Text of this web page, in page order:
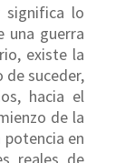
significa lo
una guerra
existe la
de suceder,
hacia el
de la
potencia en